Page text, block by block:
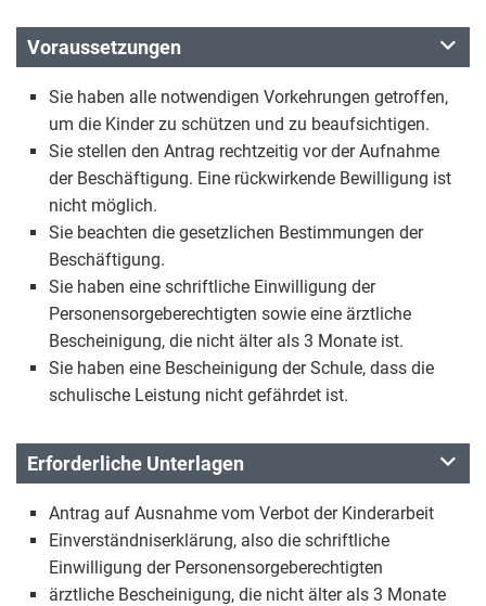
Voraussetzungen
Sie haben alle notwendigen Vorkehrungen getroffen,
um die Kinder zu schützen und zu beaufsichtigen.
Sie stellen den Antrag rechtzeitig vor der Aufnahme
der Beschäftigung. Eine rückwirkende Bewilligung ist
nicht möglich.
Sie beachten die gesetzlichen Bestimmungen der
Beschäftigung.
Sie haben eine schriftliche Einwilligung der
Personensorgeberechtigten sowie eine ärztliche
Bescheinigung, die nicht älter als 3 Monate ist.
Sie haben eine Bescheinigung der Schule, dass die
schulische Leistung nicht gefährdet ist.
Erforderliche Unterlagen
Antrag auf Ausnahme vom Verbot der Kinderarbeit
Einverständniserklärung, also die schriftliche
Einwilligung der Personensorgeberechtigten
ärztliche Bescheinigung, die nicht älter als 3 Monate